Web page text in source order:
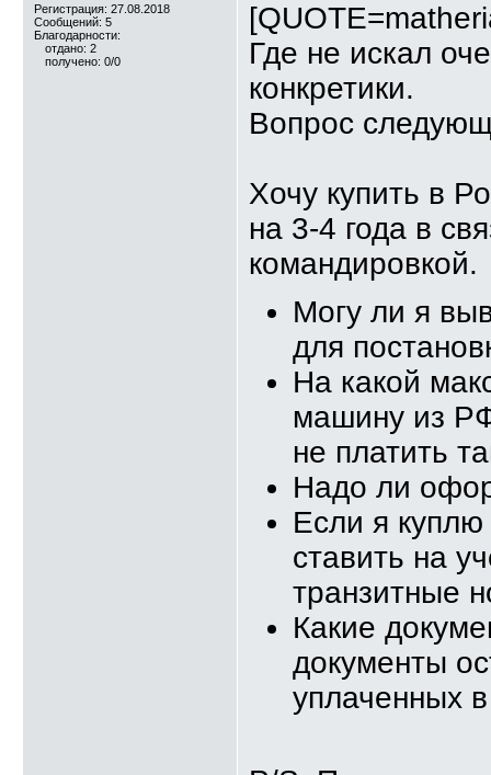
Регистрация: 27.08.2018
Сообщений: 5
Благодарности:
отдано: 2
получено: 0/0
Где не искал
конкретики.
Вопрос
Хочу купить в
на 3-4 года в
командировкой.
Могу ли я
для
На какой
машину из
не платить
Надо ли
Если я
ставить на
транзитные
Какие
документы
уплаченных